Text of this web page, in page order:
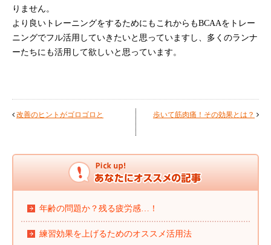
りません。
より良いトレーニングをするためにもこれからもBCAAをトレー
ニングでフル活用していきたいと思っていますし、多くのランナ
ーたちにも活用して欲しいと思っています。
改善のヒントがゴロゴロと 歩いて筋肉痛！その効果とは？
年齢の問題か？残る疲労感…！
練習効果を上げるためのオススメ活用法